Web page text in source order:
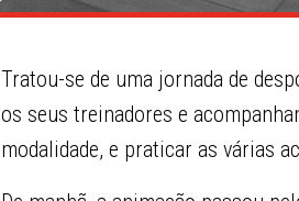
Tratou-se de uma jornada de
os seus treinadores e
modalidade, e praticar as várias